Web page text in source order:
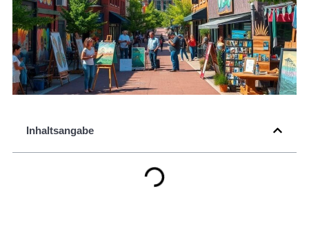
Inhaltsangabe